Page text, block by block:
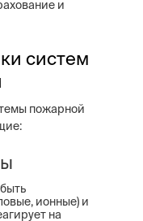
и
систем
пожарной
ионные) и
на